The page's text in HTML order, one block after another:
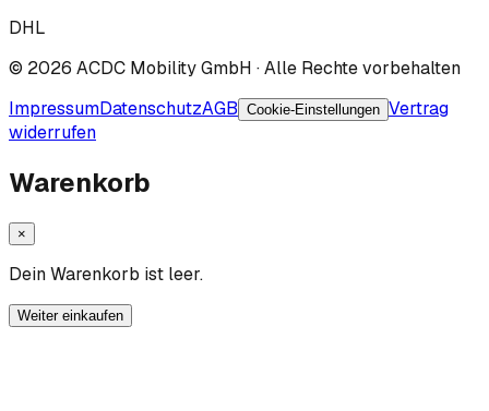
DHL
© 2026 ACDC Mobility GmbH · Alle Rechte vorbehalten
ImpressumDatenschutzAGB Cookie-Einstellungen Vertrag
widerrufen
Warenkorb
×
Dein Warenkorb ist leer.
Weiter einkaufen